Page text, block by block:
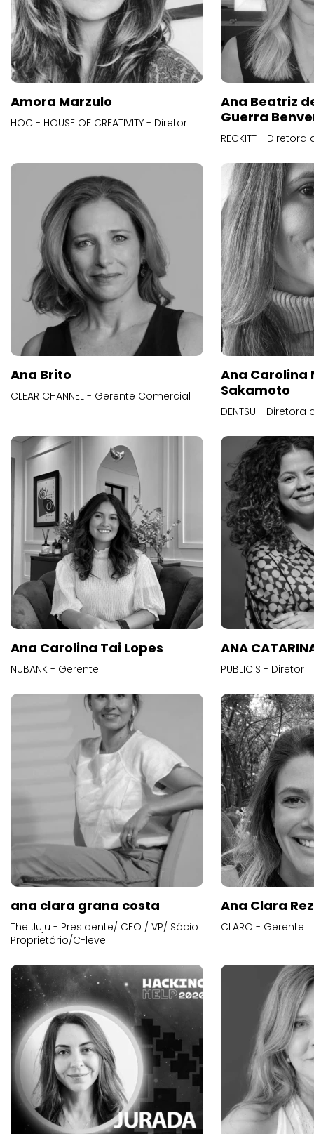
Amora Marzulo
HOC - HOUSE OF CREATIVITY - Diretor
Ana Beatriz
Guerra
RECKITT -
Ana Brito
CLEAR CHANNEL - Gerente Comercial
Ana Carolina
Sakamoto
DENTSU -
Ana Carolina Tai Lopes
NUBANK - Gerente
ANA
PUBLICIS - Diretor
ana clara grana costa
The Juju - Presidente/ CEO / VP/ Sócio
Proprietário/C-level
Ana Clara
CLARO - Gerente